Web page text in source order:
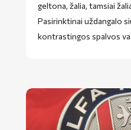
geltona, žalia, tamsiai
Pasirinktinai uždangalo
kontrastingos spalvos